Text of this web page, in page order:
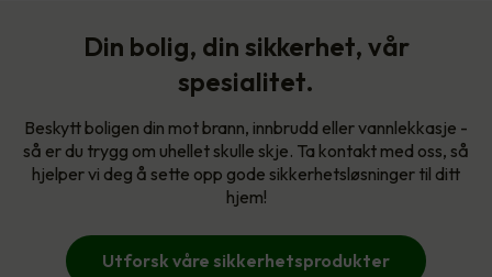
Din bolig, din sikkerhet, vår
spesialitet.
Beskytt boligen din mot brann, innbrudd eller vannlekkasje -
så er du trygg om uhellet skulle skje. Ta kontakt med oss, så
hjelper vi deg å sette opp gode sikkerhetsløsninger til ditt
hjem!
Utforsk våre sikkerhetsprodukter